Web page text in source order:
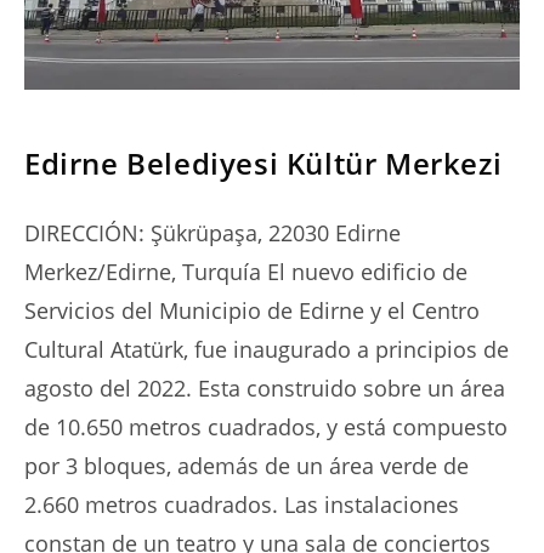
Edirne Belediyesi Kültür Merkezi
DIRECCIÓN: Şükrüpaşa, 22030 Edirne
Merkez/Edirne, Turquía El nuevo edificio de
Servicios del Municipio de Edirne y el Centro
Cultural Atatürk, fue inaugurado a principios de
agosto del 2022. Esta construido sobre un área
de 10.650 metros cuadrados, y está compuesto
por 3 bloques, además de un área verde de
2.660 metros cuadrados. Las instalaciones
constan de un teatro y una sala de conciertos